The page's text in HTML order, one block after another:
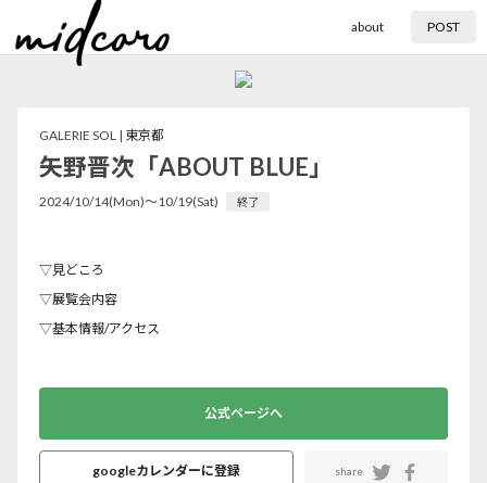
about POST
GALERIE SOL | 東京都
矢野晋次「ABOUT BLUE」
2024/10/14(Mon)〜10/19(Sat) 終了
▽見どころ
▽展覧会内容
▽基本情報/アクセス
公式ページへ
googleカレンダーに登録 share